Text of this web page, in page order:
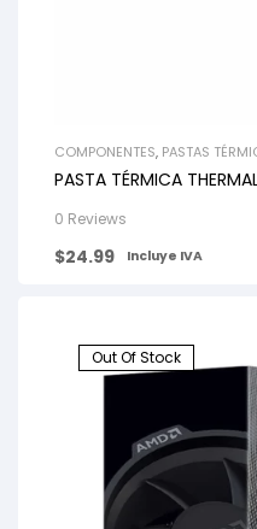
COMPONENTES, PASTAS
PASTA TÉRMICA
0 Reviews
$24.99 Incluye IVA
Out Of Stock